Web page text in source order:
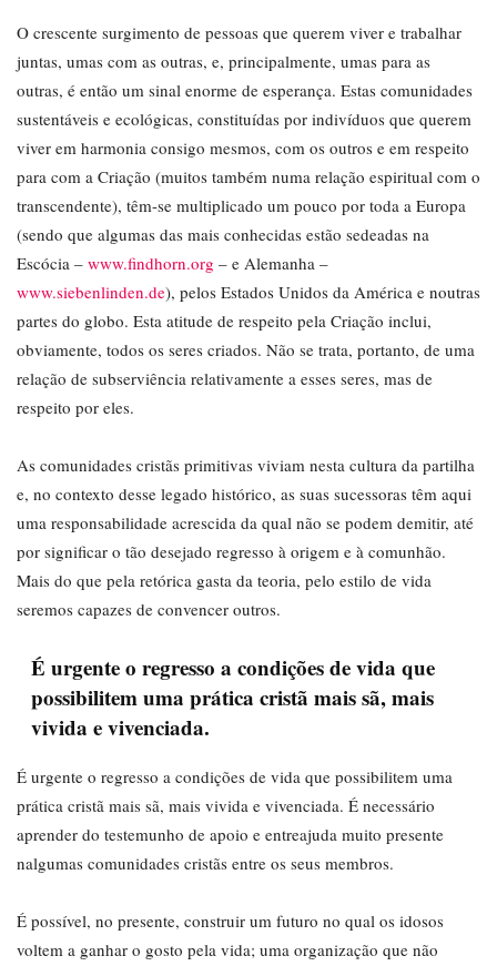
O crescente surgimento de pessoas que querem viver e trabalhar
juntas, umas com as outras, e, principalmente, umas para as
outras, é então um sinal enorme de esperança. Estas comunidades
sustentáveis e ecológicas, constituídas por indivíduos que querem
viver em harmonia consigo mesmos, com os outros e em respeito
para com a Criação (muitos também numa relação espiritual com o
transcendente), têm-se multiplicado um pouco por toda a Europa
(sendo que algumas das mais conhecidas estão sedeadas na
Escócia – www.findhorn.org – e Alemanha –
www.siebenlinden.de), pelos Estados Unidos da América e noutras
partes do globo. Esta atitude de respeito pela Criação inclui,
obviamente, todos os seres criados. Não se trata, portanto, de uma
relação de subserviência relativamente a esses seres, mas de
respeito por eles.
As comunidades cristãs primitivas viviam nesta cultura da partilha
e, no contexto desse legado histórico, as suas sucessoras têm aqui
uma responsabilidade acrescida da qual não se podem demitir, até
por significar o tão desejado regresso à origem e à comunhão.
Mais do que pela retórica gasta da teoria, pelo estilo de vida
seremos capazes de convencer outros.
É urgente o regresso a condições de vida que
possibilitem uma prática cristã mais sã, mais
vivida e vivenciada.
É urgente o regresso a condições de vida que possibilitem uma
prática cristã mais sã, mais vivida e vivenciada. É necessário
aprender do testemunho de apoio e entreajuda muito presente
nalgumas comunidades cristãs entre os seus membros.
É possível, no presente, construir um futuro no qual os idosos
voltem a ganhar o gosto pela vida; uma organização que não